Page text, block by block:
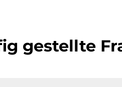
gestellte